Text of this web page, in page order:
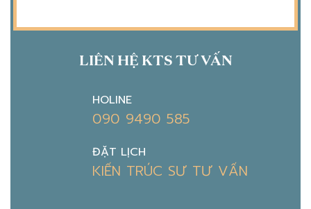
LIÊN HỆ KTS TƯ VẤN
HOLINE
090 9490 585
ĐẶT LỊCH
KIẾN TRÚC SƯ TƯ VẤN